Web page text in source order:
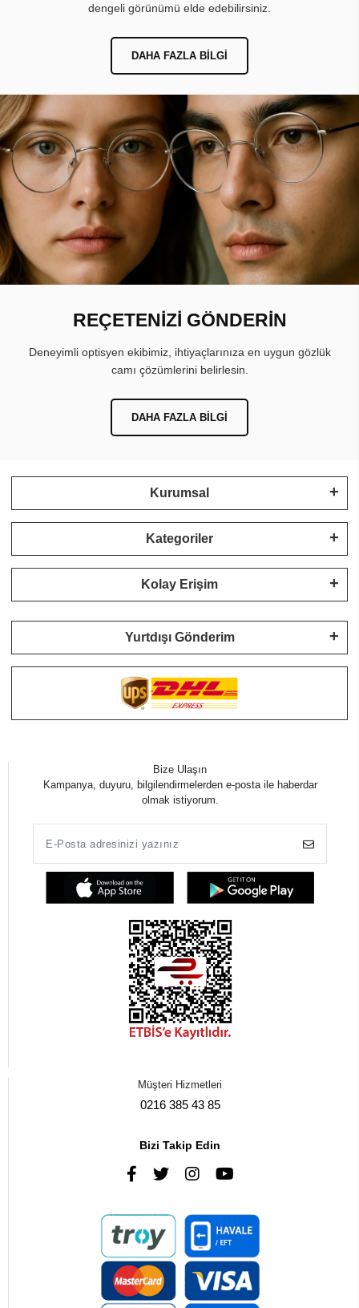
dengeli görünümü elde edebilirsiniz.
DAHA FAZLA BILGI
REÇETENİZİ GÖNDERİN
Deneyimli optisyen ekibimiz, ihtiyaçlarınıza en uygun gözlük
camı çözümlerini belirlesin.
DAHA FAZLA BILGI
Kurumsal
Kategoriler
Kolay Erişim
Yurtdışı Gönderim
Bize Ulaşın
Kampanya, duyuru, bilgilendirmelerden e-posta ile haberdar
olmak istiyorum.
Müşteri Hizmetleri
0216 385 43 85
Bizi Takip Edin